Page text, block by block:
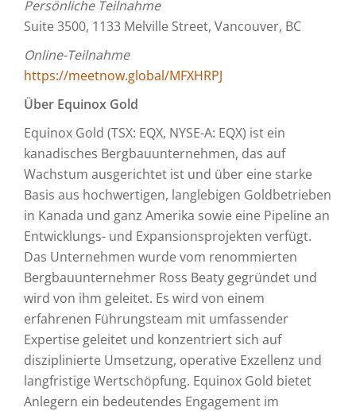
Persönliche Teilnahme
Suite 3500, 1133 Melville Street, Vancouver, BC
Online-Teilnahme
https://meetnow.global/MFXHRPJ
Über Equinox Gold
Equinox Gold (TSX: EQX, NYSE-A: EQX) ist ein
kanadisches Bergbauunternehmen, das auf
Wachstum ausgerichtet ist und über eine starke
Basis aus hochwertigen, langlebigen Goldbetrieben
in Kanada und ganz Amerika sowie eine Pipeline an
Entwicklungs- und Expansionsprojekten verfügt.
Das Unternehmen wurde vom renommierten
Bergbauunternehmer Ross Beaty gegründet und
wird von ihm geleitet. Es wird von einem
erfahrenen Führungsteam mit umfassender
Expertise geleitet und konzentriert sich auf
disziplinierte Umsetzung, operative Exzellenz und
langfristige Wertschöpfung. Equinox Gold bietet
Anlegern ein bedeutendes Engagement im